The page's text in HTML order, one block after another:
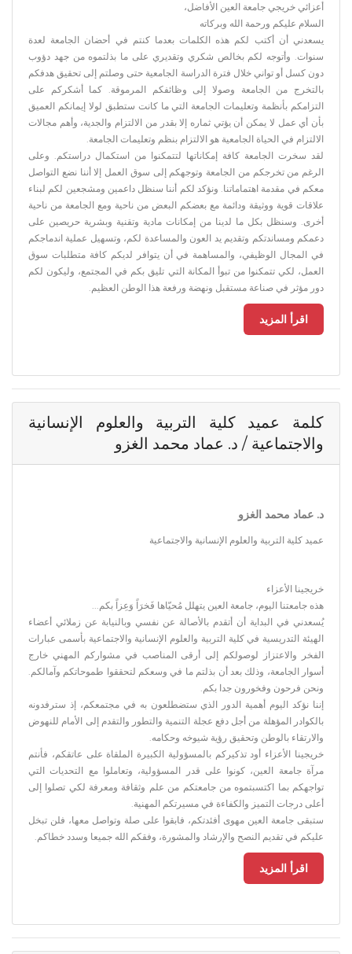
أعزائي خريجي جامعة العين الأفاضل،
السلام عليكم ورحمة الله وبركاته
يسعدني أن أكتب لكم هذه الكلمات بعدما كنتم في أحضان الجامعة لعدة
سنوات. وأتوجه لكم بخالص شكري وتقديري على ما بذلتموه من جهد دؤوب
دون كسل أو تواني خلال فترة الدراسة الجامعية حتى وصلتم إلى تحقيق هدفكم
بالتخرج من الجامعة وصولا إلى وظائفكم المرموقة. كما أشكركم على
التزامكم بأنظمة وتعليمات الجامعة التي ما كانت ستطبق لولا إيمانكم العميق
بأن أي عمل لا يمكن أن يؤتي ثماره إلا بقدر من الالتزام والجدية، وأهم مجالات
الالتزام في الحياة الجامعية هو الالتزام بنظم وتعليمات الجامعة.
لقد سخرت الجامعة كافة إمكاناتها لتتمكنوا من استكمال دراستكم. وعلى
الرغم من تخرجكم من الجامعة وتوجهكم إلى سوق العمل إلا أننا نضع التواصل
معكم في مقدمة اهتماماتنا. ونؤكد لكم أننا سنظل داعمين ومشجعين لكم لبناء
علاقات قوية ووثيقة ودائمة مع بعضكم البعض من ناحية ومع الجامعة من ناحية
أخرى. وسنظل بكل ما لدينا من إمكانات مادية وتقنية وبشرية حريصين على
دعمكم ومساندتكم وتقديم يد العون والمساعدة لكم، وتسهيل عملية اندماجكم
في المجال الوظيفي، والمساهمة في أن يتوافر لديكم كافة متطلبات سوق
العمل، لكي تتمكنوا من تبوأ المكانة التي تليق بكم في المجتمع، وليكون لكم
دور مؤثر في صناعة مستقبل ونهضة ورفعة هذا الوطن العظيم.
اقرأ المزيد
كلمة عميد كلية التربية والعلوم الإنسانية
والاجتماعية / د. عماد محمد الغزو
د. عماد محمد الغزو
عميد كلية التربية والعلوم الإنسانية والاجتماعية
خريجينا الأعزاء
هذه جامعتنا اليوم، جامعة العين يتهلل مُحيّاها فَخرَاً وَعِزاً بكم...
يُسعدني في البداية أن أتقدم بالأصالة عن نفسي وبالنيابة عن زملائي أعضاء
الهيئة التدريسية في كلية التربية والعلوم الإنسانية والاجتماعية بأسمى عبارات
الفخر والاعتزاز لوصولكم إلى أرقى المناصب في مشواركم المهني خارج
أسوار الجامعة، وذلك بعد أن بذلتم ما في وسعكم لتحققوا طموحاتكم وآمالكم.
ونحن فرحون وفخورون جدا بكم.
إننا نؤكد اليوم أهمية الدور الذي ستضطلعون به في مجتمعكم، إذ سترفدونه
بالكوادر المؤهلة من أجل دفع عجلة التنمية والتطور والتقدم إلى الأمام للنهوض
والارتقاء بالوطن وتحقيق رؤية شيوخه وحكامه.
خريجينا الأعزاء أود تذكيركم بالمسؤولية الكبيرة الملقاة على عاتقكم، فأنتم
مرآة جامعة العين، كونوا على قدر المسؤولية، وتعاملوا مع التحديات التي
تواجهكم بما اكتسبتموه من جامعتكم من علم وثقافة ومعرفة لكي تصلوا إلى
أعلى درجات التميز والكفاءة في مسيرتكم المهنية.
ستبقى جامعة العين مهوى أفئدتكم، فابقوا على صلة وتواصل معها، فلن تبخل
عليكم في تقديم النصح والإرشاد والمشورة، وفقكم الله جميعا وسدد خطاكم.
اقرأ المزيد